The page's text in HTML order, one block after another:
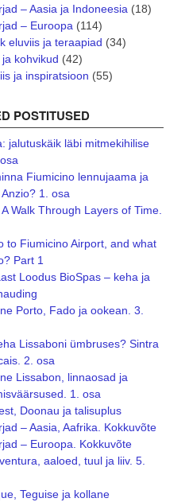
– Aasia ja Indoneesia(18)
– Euroopa(114)
eluviis ja teraapiad (34)
ja kohvikud (42)
ja inspiratsioon (55)
POSTITUSED
jalutuskäik läbi mitmekihilise
Fiumicino lennujaama ja
1. osa
Walk Through Layers of Time.
to Fiumicino Airport, and what
Part 1
Loodus BioSpas – keha ja
Porto, Fado ja ookean. 3.
Lissaboni ümbruses? Sintra
2. osa
Lissabon, linnaosad ja
1. osa
Doonau ja talisuplus
– Aasia, Aafrika. Kokkuvõte
– Euroopa. Kokkuvõte
aaloed, tuul ja liiv. 5.
Teguise ja kollane